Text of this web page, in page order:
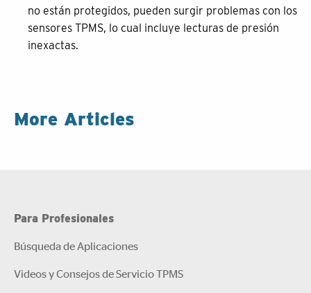
no están protegidos, pueden surgir problemas con los
sensores TPMS, lo cual incluye lecturas de presión
inexactas.
More Articles
Para Profesionales
Búsqueda de Aplicaciones
Videos y Consejos de Servicio TPMS